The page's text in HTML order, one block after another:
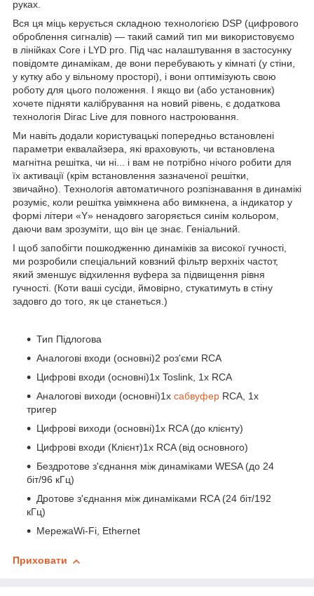
руках.
Вся ця міць керується складною технологією DSP (цифрового
оброблення сигналів) — такий самий тип ми використовуємо
в лінійках Core і LYD pro. Під час налаштування в застосунку
повідомте динамікам, де вони перебувають у кімнаті (у стіни,
у кутку або у вільному просторі), і вони оптимізують свою
роботу для цього положення. І якщо ви (або установник)
хочете підняти калібрування на новий рівень, є додаткова
технологія Dirac Live для повного настроювання.
Ми навіть додали користувацькі попередньо встановлені
параметри еквалайзера, які враховують, чи встановлена
магнітна решітка, чи ні... і вам не потрібно нічого робити для
їх активації (крім встановлення зазначеної решітки,
звичайно). Технологія автоматичного розпізнавання в динамікі
розуміє, коли решітка увімкнена або вимкнена, а індикатор у
формі літери «Y» ненадовго загоряється синім кольором,
даючи вам зрозуміти, що він це знає. Геніальний.
І щоб запобігти пошкодженню динаміків за високої гучності,
ми розробили спеціальний ковзний фільтр верхніх частот,
який зменшує відхилення вуфера за підвищення рівня
гучності. (Коти ваші сусіди, ймовірно, стукатимуть в стіну
задовго до того, як це станеться.)
Тип Підлогова
Аналогові входи (основні)2 роз'єми RCA
Цифрові входи (основні)1x Toslink, 1x RCA
Аналогові виходи (основні)1x сабвуфер RCA, 1x
тригер
Цифрові виходи (основні)1x RCA (до клієнту)
Цифрові входи (Клієнт)1x RCA (від основного)
Бездротове з'єднання між динаміками WESA (до 24
біт/96 кГц)
Дротове з'єднання між динаміками RCA (24 біт/192
кГц)
МережаWi-Fi, Ethernet
Приховати